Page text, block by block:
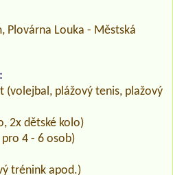
Plovárna Louka - Městská
(volejbal, plážový tenis, plažový
2x dětské kolo)
4 - 6 osob)
trénink apod.)